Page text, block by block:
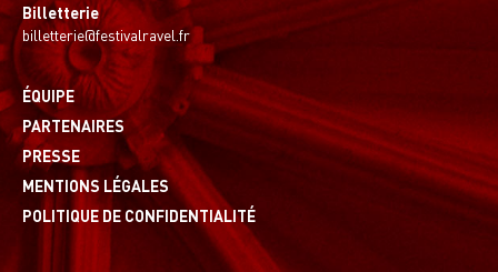
Billetterie
billetterie@festivalravel.fr
ÉQUIPE
PARTENAIRES
PRESSE
MENTIONS LÉGALES
POLITIQUE DE CONFIDENTIALITÉ